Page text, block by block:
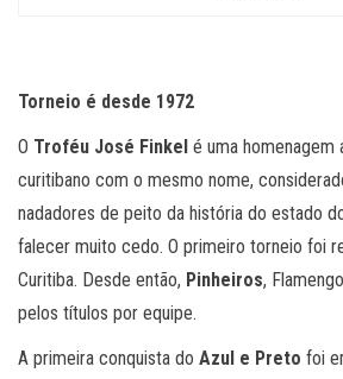
Torneio é desde 1972
O Troféu José Finkel é uma homenagem
curitibano com o mesmo nome,
nadadores de peito da história do estado
falecer muito cedo. O primeiro torneio foi
Curitiba. Desde então, Pinheiros,
pelos títulos por equipe.
A primeira conquista do Azul e Preto foi